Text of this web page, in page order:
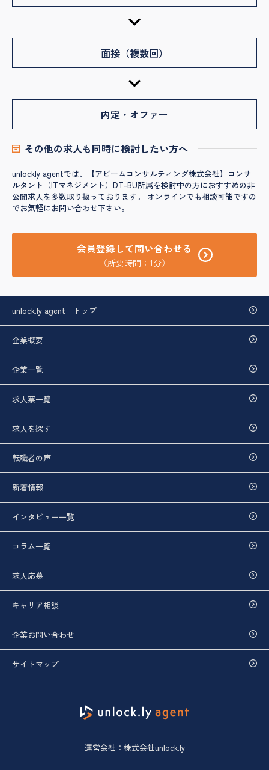
面接（複数回）
内定・オファー
その他の求人も同時に検討したい方へ
unlockly agentでは、【アビームコンサルティング株式会社】コンサ
ルタント（ITマネジメント）DT-BU所属を検討中の方におすすめの非
公開求人を多数取り扱っております。 オンラインでも相談可能ですの
でお気軽にお問い合わせ下さい。
会員登録して問い合わせる
（所要時間：1分）
unlock.ly agent トップ
企業概要
企業一覧
求人票一覧
求人を探す
転職者の声
新着情報
インタビュー一覧
コラム一覧
求人応募
キャリア相談
企業お問い合わせ
サイトマップ
運営会社：株式会社unlock.ly